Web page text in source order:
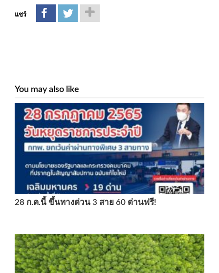
แชร์
You may also like
28 ก.ค.นี้ ขึ้นทางด่วน 3 สาย 60 ด่านฟรี!